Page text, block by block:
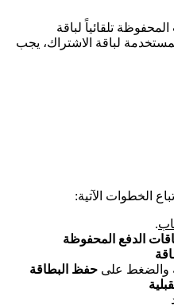
تلقائياً لباقة
لباقة الاشتراك، يجب
الخطوات الآتية:
.
الدفع المحفوظة
والضغط على حفظ البطاقة